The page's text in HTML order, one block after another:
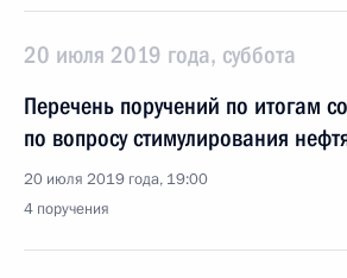
20 июля 2019 года, суббота
Перечень поручений по итогам
по вопросу стимулирования
20 июля 2019 года, 19:00
4 поручения